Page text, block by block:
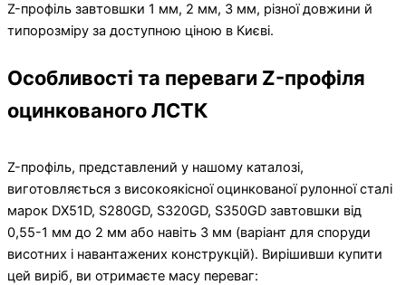
Z-профіль завтовшки 1 мм, 2 мм, 3 мм, різної довжини й
типорозміру за доступною ціною в Києві.
Особливості та переваги Z-профіля
оцинкованого ЛСТК
Z-профіль, представлений у нашому каталозі,
виготовляється з високоякісної оцинкованої рулонної сталі
марок DX51D, S280GD, S320GD, S350GD завтовшки від
0,55-1 мм до 2 мм або навіть 3 мм (варіант для споруди
висотних і навантажених конструкцій). Вирішивши купити
цей виріб, ви отримаєте масу переваг: